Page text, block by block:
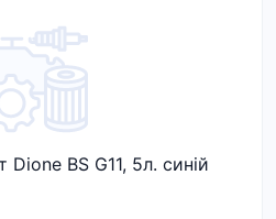
BS G11, 5л. синій